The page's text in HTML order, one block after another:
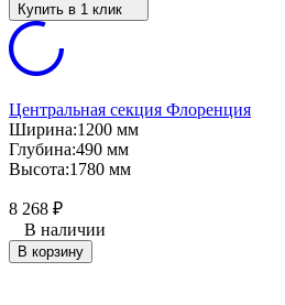
Купить в 1 клик
Центральная секция Флоренция
Ширина:1200 мм
Глубина:490 мм
Высота:1780 мм
8 268 ₽
В наличии
В корзину